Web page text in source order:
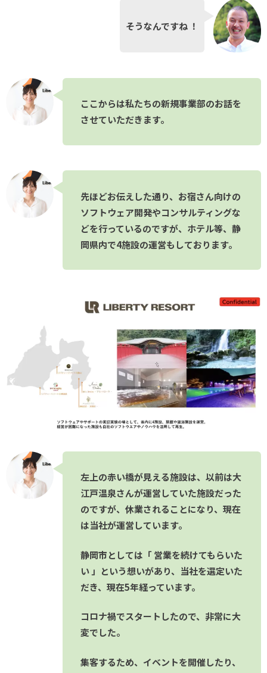
そうなんですね ！
ここからは私たちの新規事業部のお話を
させていただきます。
先ほどお伝えした通り、お宿さん向けの
ソフトウェア開発やコンサルティングな
どを行っているのですが、ホテル等、静
岡県内で4施設の運営もしております。
左上の赤い橋が見える施設は、以前は大
江戸温泉さんが運営していた施設だった
のですが、休業されることになり、現在
は当社が運営しています。
静岡市としては「 営業を続けてもらいた
い 」という想いがあり、当社を選定いた
だき、現在5年経っています。
コロナ禍でスタートしたので、非常に大
変でした。
集客するため、イベントを開催したり、